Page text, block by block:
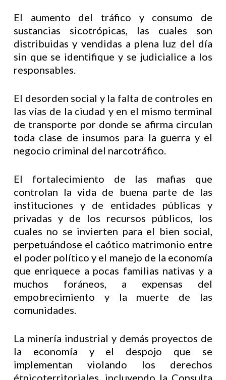
El aumento del tráfico y consumo de
sustancias sicotrópicas, las cuales son
distribuidas y vendidas a plena luz del día
sin que se identifique y se judicialice a los
responsables.
El desorden social y la falta de controles en
las vías de la ciudad y en el mismo terminal
de transporte por donde se afirma circulan
toda clase de insumos para la guerra y el
negocio criminal del narcotráfico.
El fortalecimiento de las mafias que
controlan la vida de buena parte de las
instituciones y de entidades públicas y
privadas y de los recursos públicos, los
cuales no se invierten para el bien social,
perpetuándose el caótico matrimonio entre
el poder político y el manejo de la economía
que enriquece a pocas familias nativas y a
muchos foráneos, a expensas del
empobrecimiento y la muerte de las
comunidades.
La minería industrial y demás proyectos de
la economía y el despojo que se
implementan violando los derechos
étnicoterritoriales, incluyendo la Consulta